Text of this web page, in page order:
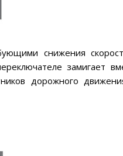
снижения
замигает
дорожного